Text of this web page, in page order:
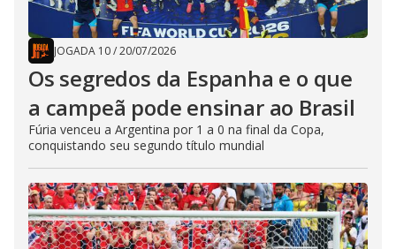
JOGADA 10/20/07/2026
Os segredos da Espanha e o que
a campeã pode ensinar ao Brasil
Fúria venceu a Argentina por 1 a 0 na final da Copa,
conquistando seu segundo título mundial